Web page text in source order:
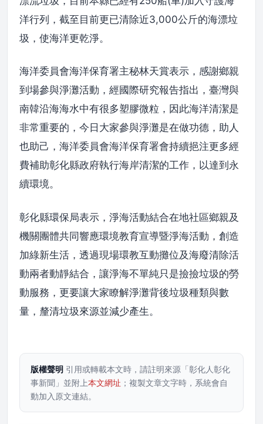
洋行列，截至目前更已清除近3,000公斤的海漂垃
圾，使海洋更乾淨。
海洋委員會海洋保育署主秘林天賞表示，感謝鄉親
到場參與淨灘活動，經國際研究報告指出，臺灣與
南韓沿海海水中有很多塑膠微粒，因此海洋清潔是
非常重要的，今日大家參與淨灘是在做功德，助人
也助己，海洋委員會海洋保育署會持續挹注更多經
費補助彰化縣政府執行海岸清潔的工作，以達到永
續環境。
彰化縣環保局表示，淨海活動結合在地社區鄉親及
機關團體共同響應環境教育宣導暨淨海活動，創造
加綠新生活，透過現場環教互動攤位及海廢清除活
動兩者動靜結合，讓淨海不單純只是撿撿垃圾的勞
動服務，更要讓大家瞭解淨灘背後垃圾種類與數
量，釐清垃圾來源並減少產生。
版權聲明 引用或轉載本文時，請註明來源「彰化人彰化
事新聞」並附上本文網址 ；複製文章文字時，系統會自
動加入原文連結。